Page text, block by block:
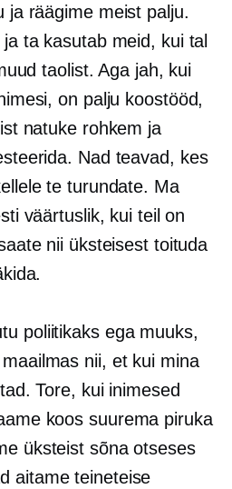
ja räägime meist palju.
ta kasutab meid, kui tal
taolist. Aga jah, kui
on palju koostööd,
natuke rohkem ja
Nad teavad, kes
te turundate. Ma
väärtuslik, kui teil on
nii üksteisest toituda
poliitikaks ega muuks,
nii, et kui mina
Tore, kui inimesed
koos suurema piruka
üksteist sõna otseses
aitame teineteise